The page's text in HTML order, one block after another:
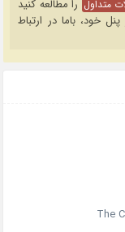
متداول را مطالعه کنید
پنل خود، باما در ارتباط